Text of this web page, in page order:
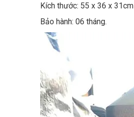
Kích thước: 55 x 36 x 31cm
Bảo hành: 06 tháng.